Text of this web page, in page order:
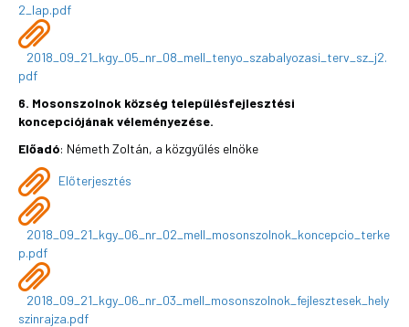
2_lap.pdf
2018_09_21_kgy_05_nr_08_mell_tenyo_szabalyozasi_terv_sz_j2.
pdf
6. Mosonszolnok község településfejlesztési
koncepciójának véleményezése.
Előadó: Németh Zoltán, a közgyűlés elnöke
Előterjesztés
2018_09_21_kgy_06_nr_02_mell_mosonszolnok_koncepcio_terke
p.pdf
2018_09_21_kgy_06_nr_03_mell_mosonszolnok_fejlesztesek_hely
szinrajza.pdf